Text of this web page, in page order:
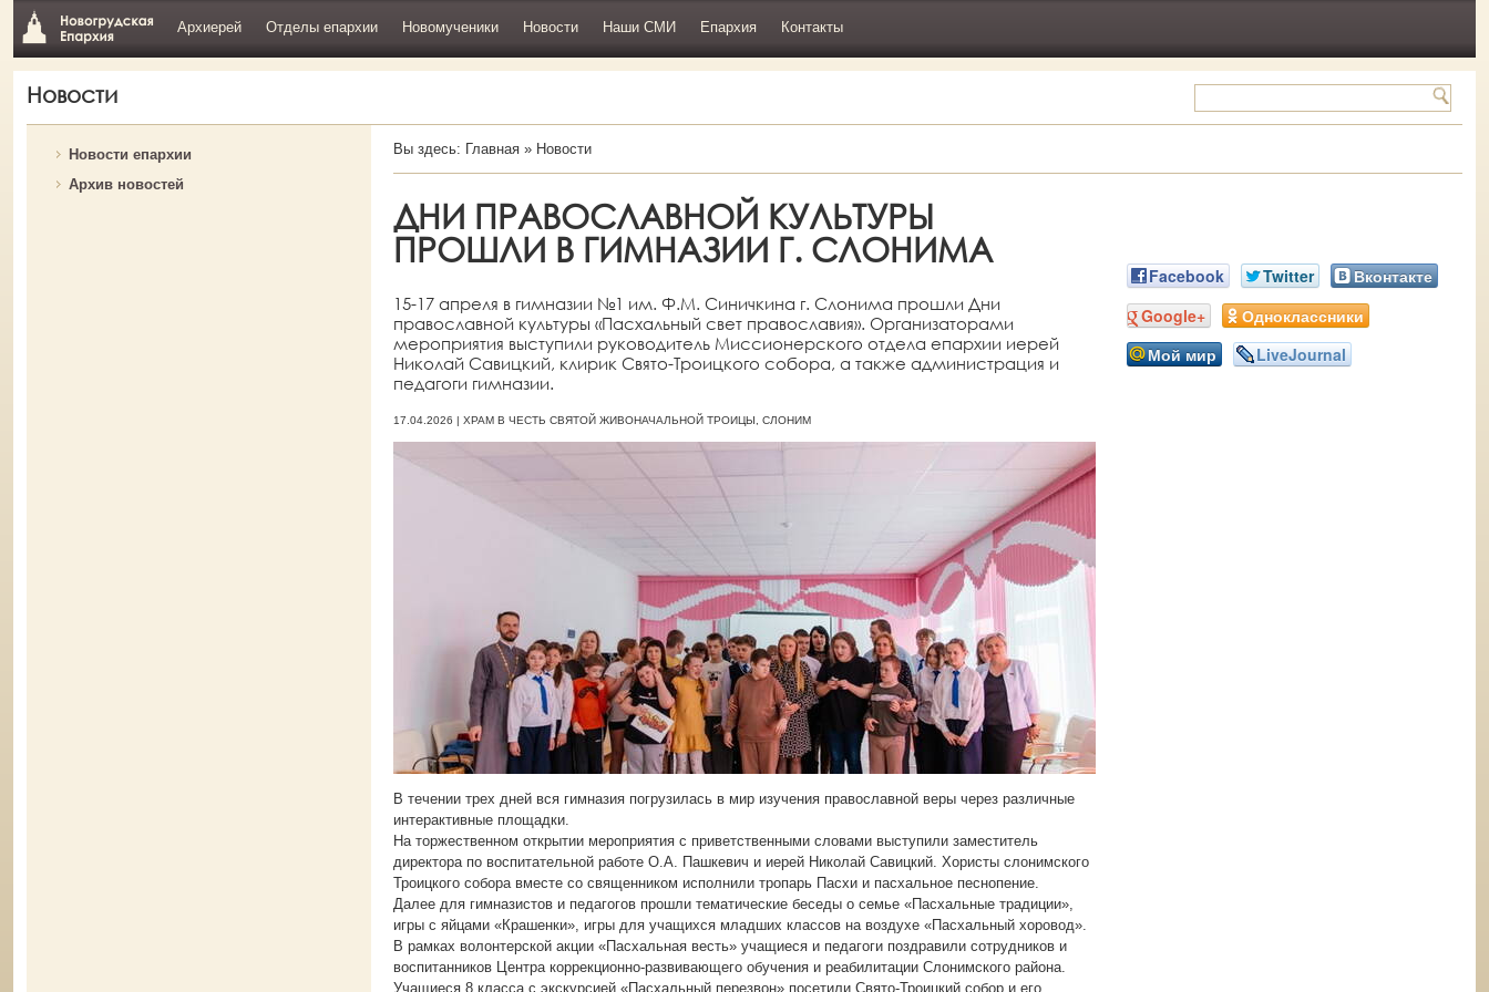
Архиерей Отделы епархии Новомученики Новости Наши СМИ Епархия Контакты
Новости
Новости епархии
Архив новостей
Вы здесь: Главная» Новости
ДНИ ПРАВОСЛАВНОЙ КУЛЬТУРЫ
ПРОШЛИ В ГИМНАЗИИ Г. СЛОНИМА
15-17 апреля в гимназии №1 им. Ф.М. Синичкина г. Слонима прошли Дни
православной культуры «Пасхальный свет православия». Организаторами
мероприятия выступили руководитель Миссионерского отдела епархии иерей
Николай Савицкий, клирик Свято-Троицкого собора, а также администрация и
педагоги гимназии.
17.04.2026 | ХРАМ В ЧЕСТЬ СВЯТОЙ ЖИВОНАЧАЛЬНОЙ ТРОИЦЫ, СЛОНИМ
В течении трех дней вся гимназия погрузилась в мир изучения православной веры через различные
интерактивные площадки.
На торжественном открытии мероприятия с приветственными словами выступили заместитель
директора по воспитательной работе О.А. Пашкевич и иерей Николай Савицкий. Хористы слонимского
Троицкого собора вместе со священником исполнили тропарь Пасхи и пасхальное песнопение.
Далее для гимназистов и педагогов прошли тематические беседы о семье «Пасхальные традиции»,
игры с яйцами «Крашенки», игры для учащихся младших классов на воздухе «Пасхальный хоровод».
В рамках волонтерской акции «Пасхальная весть» учащиеся и педагоги поздравили сотрудников и
воспитанников Центра коррекционно-развивающего обучения и реабилитации Слонимского района.
Учащиеся 8 класса с экскурсией «Пасхальный перезвон» посетили Свято-Троицкий собор и его
Facebook Twitter
Вконтакте
Google+
Одноклассники
Мой мир
LiveJournal